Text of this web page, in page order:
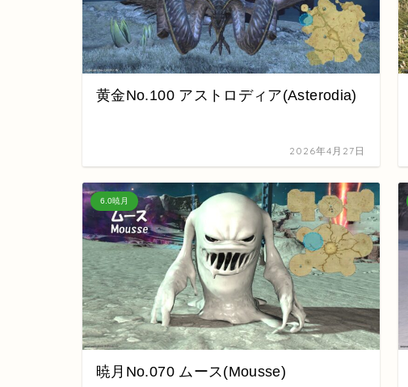
黄金No.100 アストロディア(Asterodia)
2026年4月27日
6.0暁月
暁月No.070 ムース(Mousse)